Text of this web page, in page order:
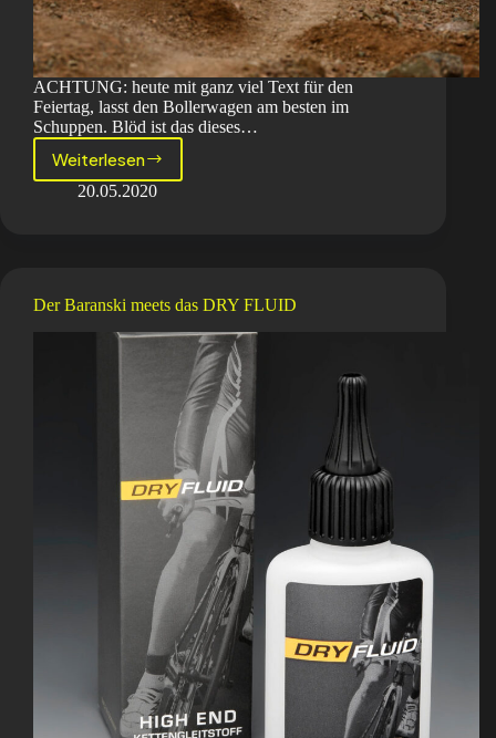
ACHTUNG: heute mit ganz viel Text für den
Feiertag, lasst den Bollerwagen am besten im
Schuppen. Blöd ist das dieses…
Weiterlesen
Der
Baranski
20.05.2020
Der Baranski meets das DRY FLUID